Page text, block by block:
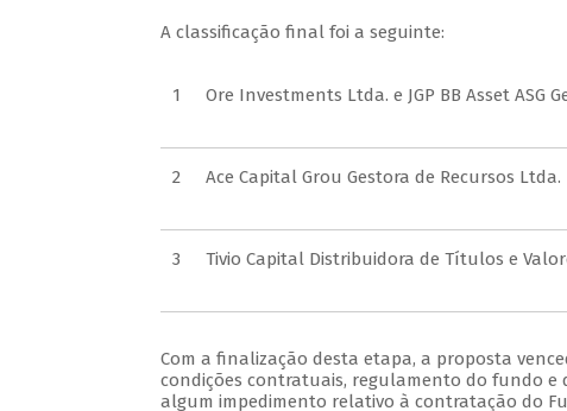
A classificação final foi a seguinte:
1 Ore Investments Ltda. e JGP BB Asset ASG
2 Ace Capital Grou Gestora de Recursos Ltda.
3 Tivio Capital Distribuidora de Títulos e
Com a finalização desta etapa, a proposta
condições contratuais, regulamento do fundo e
algum impedimento relativo à contratação do